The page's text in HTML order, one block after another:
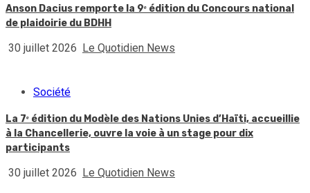
Anson Dacius remporte la 9ᵉ édition du Concours national
de plaidoirie du BDHH
30 juillet 2026 Le Quotidien News
Société
La 7ᵉ édition du Modèle des Nations Unies d’Haïti, accueillie
à la Chancellerie, ouvre la voie à un stage pour dix
participants
30 juillet 2026 Le Quotidien News